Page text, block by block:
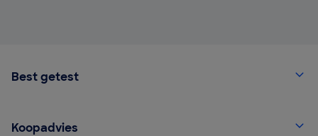
Best getest
Koopadvies